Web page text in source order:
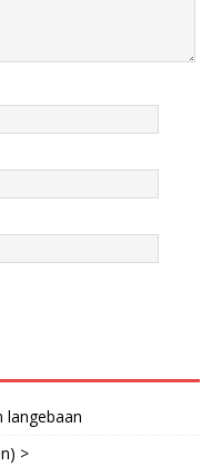
langebaan
>